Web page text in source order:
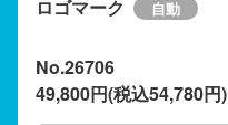
ロゴマーク
No.26706
49,800円(税込54,780円)